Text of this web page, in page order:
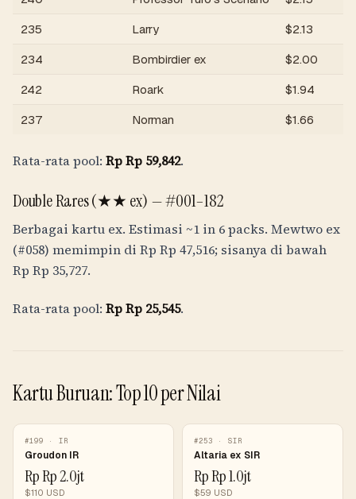
235
Larry $2.13
234
Bombirdier ex $2.00
242
Roark $1.94
237
Norman $1.66
Rata-rata pool: RpRp 59,842.
Double Rares (★★ ex) —#001–182
Berbagai kartu ex. Estimasi ~1 in 6 packs. Mewtwo ex
(#058) memimpin di Rp Rp 47,516; sisanya di bawah
Rp Rp 35,727.
Rata-rata pool: RpRp 25,545.
Kartu Buruan: Top 10 per Nilai
#199 · IR
Groudon IR
RpRp 2.0jt
$110 USD
#253 · SIR
Altaria ex SIR
RpRp 1.0jt
$59 USD